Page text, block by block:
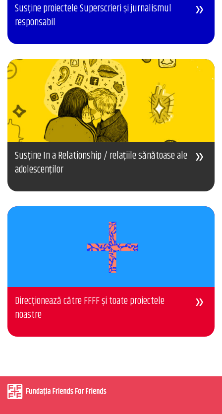
Susține proiectele Superscrieri și jurnalismul
responsabil
Susține In a Relationship / relațiile sănătoase ale
adolescenților
Direcționează către FFFF și toate proiectele
noastre